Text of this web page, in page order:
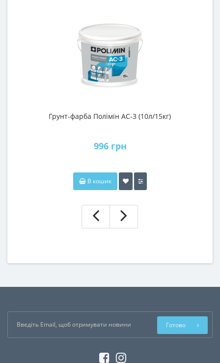
Грунт-фарба Полімін АС-3 (10л/15кг)
996 грн
В кошик
Готово